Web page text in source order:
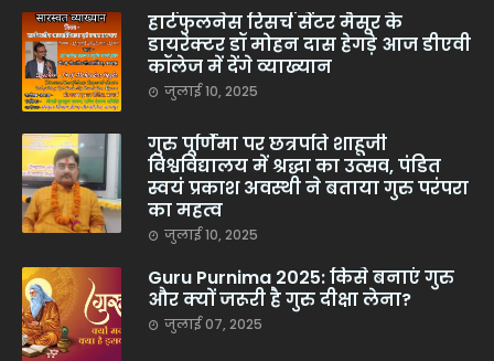
हार्टफुलनेस रिसर्च सेंटर मैसूर के
डायरेक्टर डॉ मोहन दास हेगड़े आज डीएवी
कॉलेज में देंगे व्याख्यान
जुलाई 10, 2025
गुरु पूर्णिमा पर छत्रपति शाहूजी
विश्वविद्यालय में श्रद्धा का उत्सव, पंडित
स्वयं प्रकाश अवस्थी ने बताया गुरु परंपरा
का महत्व
जुलाई 10, 2025
Guru Purnima 2025: किसे बनाएं गुरु
और क्यों जरूरी है गुरु दीक्षा लेना?
जुलाई 07, 2025